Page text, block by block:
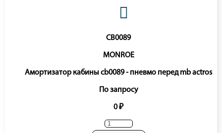
CB0089
MONROE
Амортизатор кабины cb0089 - пневмо перед mb actros
По запросу
0 ₽